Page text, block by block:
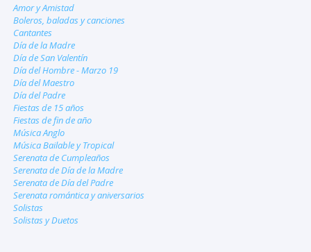
Amor y Amistad
Boleros, baladas y canciones
Cantantes
Día de la Madre
Día de San Valentín
Día del Hombre - Marzo 19
Día del Maestro
Día del Padre
Fiestas de 15 años
Fiestas de fin de año
Música Anglo
Música Bailable y Tropical
Serenata de Cumpleaños
Serenata de Día de la Madre
Serenata de Día del Padre
Serenata romántica y aniversarios
Solistas
Solistas y Duetos